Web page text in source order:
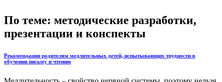
По теме: методические разработки,
презентации и конспекты
Рекомендации родителям медлительных детей, испытывающих трудности в
обучении письму и чтению